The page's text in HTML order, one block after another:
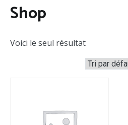
Shop
Voici le seul résultat